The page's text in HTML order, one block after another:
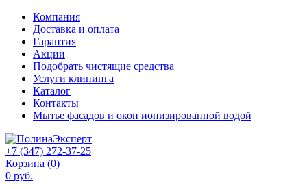
Компания
Доставка и оплата
Гарантия
Акции
Подобрать чистящие средства
Услуги клининга
Каталог
Контакты
Мытье фасадов и окон ионизированной водой
+7 (347) 272-37-25
Корзина (0)
0 руб.